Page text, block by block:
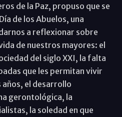
de la Paz, propuso que se
de los Abuelos, una
a reflexionar sobre
de nuestros mayores: el
del siglo XXI, la falta
que les permitan vivir
el desarrollo
gerontológica, la
la soledad en que